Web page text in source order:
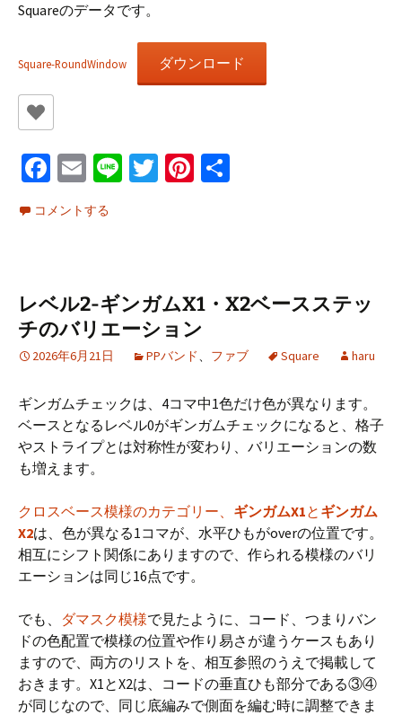
Squareのデータです。
Square-RoundWindow ダウンロード
Fa
ce
b
k
E
m
ai
Li T
Pi
コメントする
レベル2-ギンガムX1・X2ベースステッ
チのバリエーション
2026年6月21日 PPバンド、 ファブ Square haru
ギンガムチェックは、4コマ中1色だけ色が異なります。
ベースとなるレベル0がギンガムチェックになると、格子
やストライプとは対称性が変わり、バリエーションの数
も増えます。
クロスベース模様のカテゴリー、 ギンガムX1と ギンガム
X2は、色が異なる1コマが、水平ひもがoverの位置です。
相互にシフト関係にありますので、作られる模様のバリ
エーションは同じ16点です。
でも、 ダマスク模様で見たように、コード、つまりバン
ドの色配置で模様の位置や作り易さが違うケースもあり
ますので、両方のリストを、相互参照のうえで掲載して
おきます。X1とX2は、コードの垂直ひも部分である③④
が同じなので、同じ底編みで側面を編む時に調整できま